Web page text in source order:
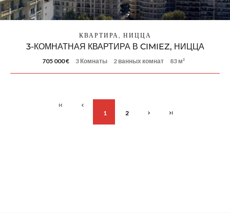
КВАРТИРА, НИЦЦА
3-КОМНАТНАЯ КВАРТИРА В CIMIEZ, НИЦЦА
705 000 € 3 Комнаты 2 ванных комнат 83 м²
1 2